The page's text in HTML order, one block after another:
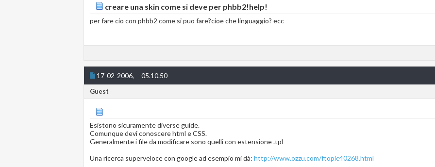
creare una skin come si deve per phbb2!help!
per fare cio con phbb2 come si puo fare?cioe che linguaggio? ecc
17-02-2006, 05.10.50
Guest
Esistono sicuramente diverse guide.
Comunque devi conoscere html e CSS.
Generalmente i file da modificare sono quelli con estensione .tpl
Una ricerca superveloce con google ad esempio mi dà: http://www.ozzu.com/ftopic40268.html